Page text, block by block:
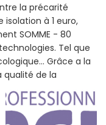
la précarité
à 1 euro,
SOMME - 80
Tel que
Grâce a la
qualité de la